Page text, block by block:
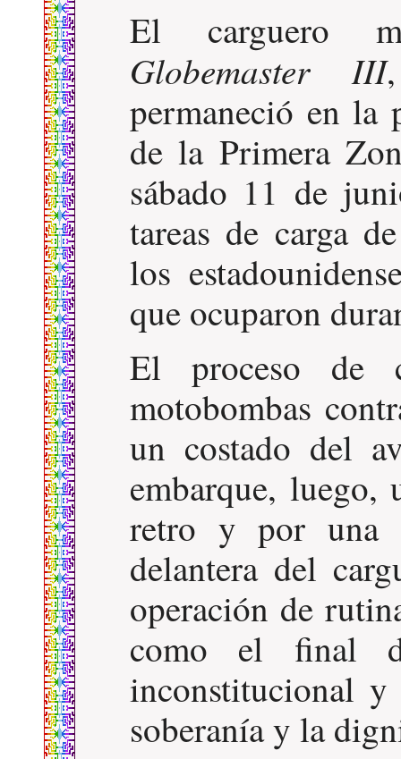
El carguero
Globemaster III
permaneció en la
de la Primera
sábado 11 de
tareas de carga
los
que ocuparon
El proceso de
motobombas
un costado del
embarque, luego,
retro y por una
delantera del
operación de
como el final
inconstitucional
soberanía y la